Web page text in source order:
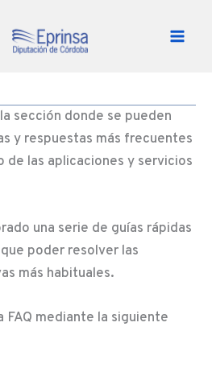
sección donde se pueden
y respuestas más frecuentes
de las aplicaciones y servicios
una serie de guías rápidas
poder resolver las
más habituales.
FAQ mediante la siguiente